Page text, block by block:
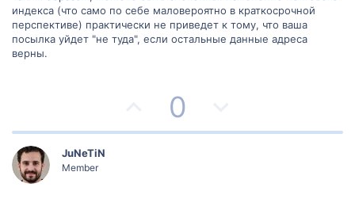
индекса (что само по себе маловероятно в краткосрочной
перспективе) практически не приведет к тому, что ваша
посылка уйдет "не туда", если остальные данные адреса
верны.
о
0
е
JuNeTiN
Member